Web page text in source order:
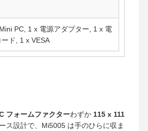
PC, 1 x 電源アダプター, 1 x 電
ド, 1 x VESA
フォームファクターわずか 115 x 111
ス設計で、Mi5005 は手のひらに収ま